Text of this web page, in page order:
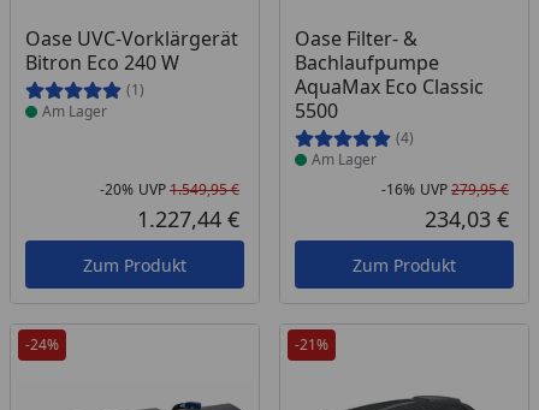
Oase UVC-Vorklärgerät
Bitron Eco 240 W
(1)
Produkt am Lager
Am Lager
Rabatt in Prozent
-20%
Ursprünglicher Preis
UVP1.549,95 €
Aktueller Preis
1.227,44 €
Zum Produkt
Oase Filter- &
Bachlaufpumpe
AquaMax Eco Classic
5500
(4)
Produkt am Lager
Am Lager
-16% UVP279,95 €
234,03 €
Zum Produkt
-24% -21%